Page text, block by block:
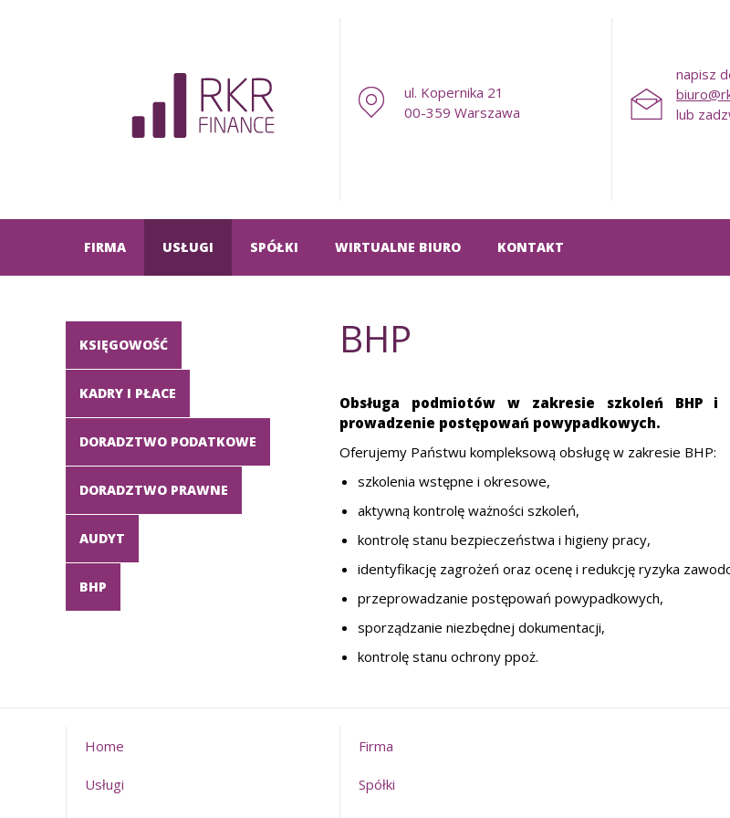
ul. Kopernika 21
00-359 Warszawa
napisz
lub
FIRMA USŁUGI SPÓŁKI WIRTUALNE BIURO KONTAKT
KSIĘGOWOŚĆ
KADRY I PŁACE
DORADZTWO PODATKOWE
DORADZTWO PRAWNE
AUDYT
BHP
BHP
Obsługa podmiotów w zakresie szkoleń BHP i
prowadzenie postępowań powypadkowych.
Oferujemy Państwu kompleksową obsługę w zakresie BHP:
szkolenia wstępne i okresowe,
aktywną kontrolę ważności szkoleń,
kontrolę stanu bezpieczeństwa i higieny pracy,
identyfikację zagrożeń oraz ocenę i redukcję ryzyka
przeprowadzanie postępowań powypadkowych,
sporządzanie niezbędnej dokumentacji,
kontrolę stanu ochrony ppoż.
Home Firma
Usługi Spółki